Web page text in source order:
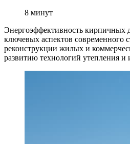
8 минут
Энергоэффективность кирпичных
ключевых аспектов современного
реконструкции жилых и
развитию технологий утепления